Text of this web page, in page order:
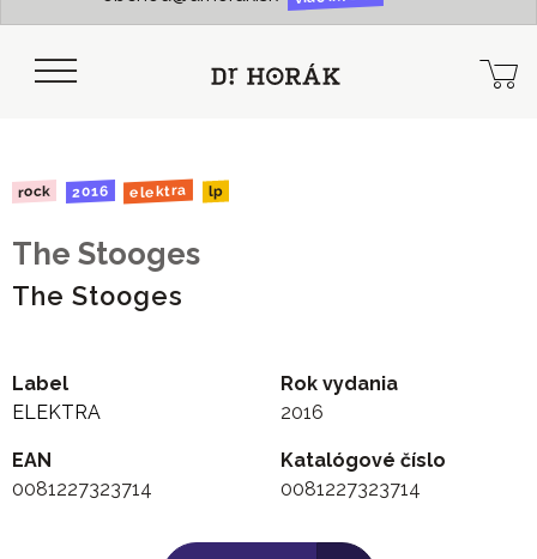
rock 2016 elektra lp
The Stooges
The Stooges
Label
ELEKTRA
Rok vydania
2016
EAN
0081227323714
Katalógové číslo
0081227323714